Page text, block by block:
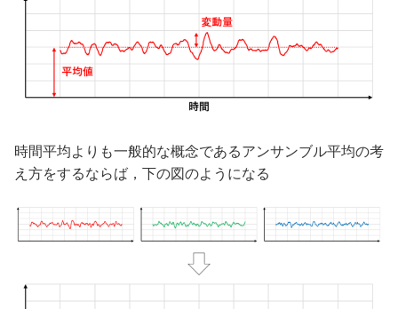
時間平均よりも一般的な概念であるアンサンブル平均の考
え方をするならば，下の図のようになる